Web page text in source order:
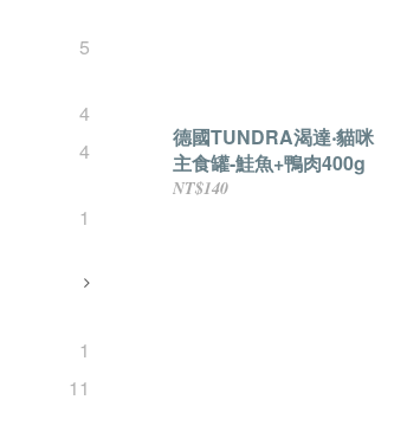
5
4
4
1
1
11
德國TUNDRA渴達‧貓咪
主食罐-鮭魚+鴨肉400g
NT$140